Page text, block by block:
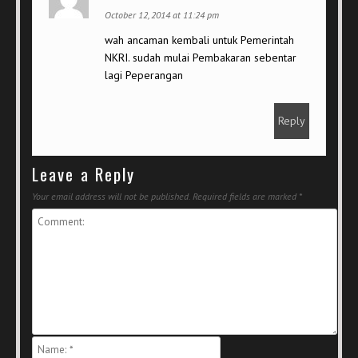
October 12, 2014 at 11:24 pm
wah ancaman kembali untuk Pemerintah
NKRI. sudah mulai Pembakaran sebentar
lagi Peperangan
Reply
Leave a Reply
Your email address will not be published. Required fields are marked *